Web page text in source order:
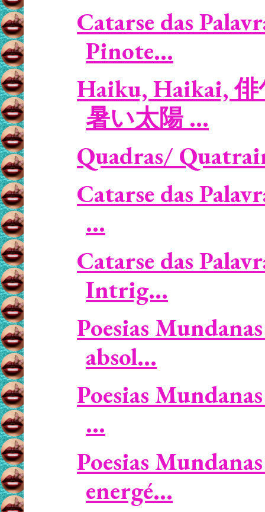
Catarse das
Pinote...
Haiku, Haikai, 俳
暑い太陽 ...
Quadras/
Catarse das
...
Catarse das
Intrig...
Poesias
absol...
Poesias
...
Poesias
energé...